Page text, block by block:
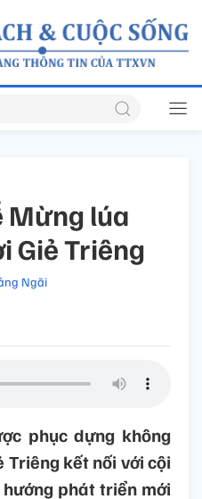
Mừng lúa
Giẻ Triêng
Ngãi
phục dựng không
Triêng kết nối với cội
phát triển mới